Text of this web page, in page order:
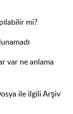
mi?
var ne anlama
ile ilgili Arşiv